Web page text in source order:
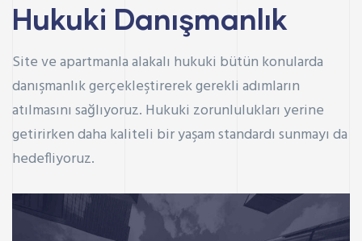
Hukuki Danışmanlık
Site ve apartmanla alakalı hukuki bütün konularda
danışmanlık gerçekleştirerek gerekli adımların
atılmasını sağlıyoruz. Hukuki zorunlulukları yerine
getirirken daha kaliteli bir yaşam standardı sunmayı da
hedefliyoruz.